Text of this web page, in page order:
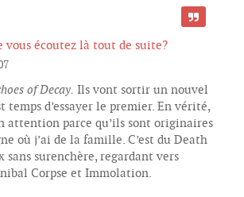
vous écoutez là tout de suite?
CITER
of Decay. Ils vont sortir un nouvel
temps d’essayer le premier. En vérité,
attention parce qu’ils sont originaires
où j’ai de la famille. C’est du Death
sans surenchère, regardant vers
Corpse et Immolation.